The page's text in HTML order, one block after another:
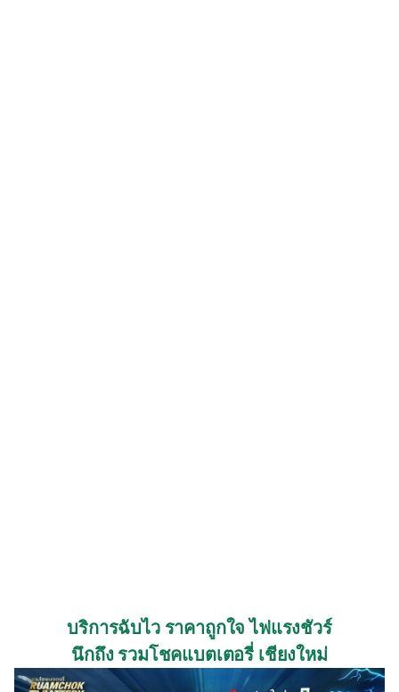
บริการฉับไว ราคาถูกใจ ไฟแรงชัวร์
นึกถึง รวมโชคแบตเตอรี่ เชียงใหม่